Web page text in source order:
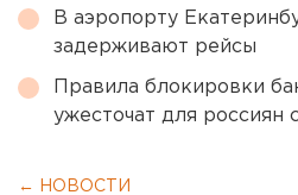
В аэропорту
задерживают рейсы
Правила блокировки
ужесточат для россиян
← НОВОСТИ